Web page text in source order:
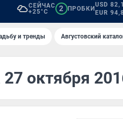
СЕЙЧАС
+25°C
2 ПРОБКИ
USD
EUR
и тренды Августовский
октября